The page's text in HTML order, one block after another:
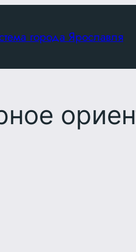
города Ярославля